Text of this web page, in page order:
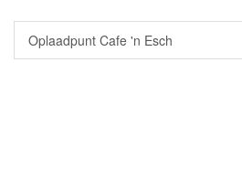
Oplaadpunt Cafe 'n Esch